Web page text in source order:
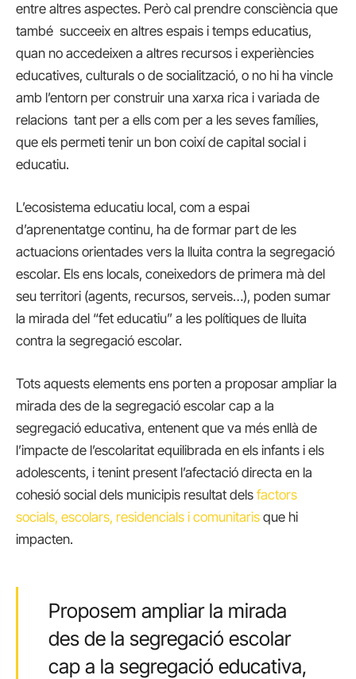
entre altres aspectes. Però cal prendre consciència que
també succeeix en altres espais i temps educatius,
quan no accedeixen a altres recursos i experiències
educatives, culturals o de socialització, o no hi ha vincle
amb l’entorn per construir una xarxa rica i variada de
relacions tant per a ells com per a les seves famílies,
que els permeti tenir un bon coixí de capital social i
educatiu.
L’ecosistema educatiu local, com a espai
d’aprenentatge continu, ha de formar part de les
actuacions orientades vers la lluita contra la segregació
escolar. Els ens locals, coneixedors de primera mà del
seu territori (agents, recursos, serveis…), poden sumar
la mirada del “fet educatiu” a les polítiques de lluita
contra la segregació escolar.
Tots aquests elements ens porten a proposar ampliar la
mirada des de la segregació escolar cap a la
segregació educativa, entenent que va més enllà de
l’impacte de l’escolaritat equilibrada en els infants i els
adolescents, i tenint present l’afectació directa en la
cohesió social dels municipis resultat dels factors
socials, escolars, residencials i comunitaris que hi
impacten.
Proposem ampliar la mirada
des de la segregació escolar
cap a la segregació educativa,